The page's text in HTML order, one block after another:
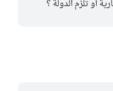
أو تلزم الدولة ؟